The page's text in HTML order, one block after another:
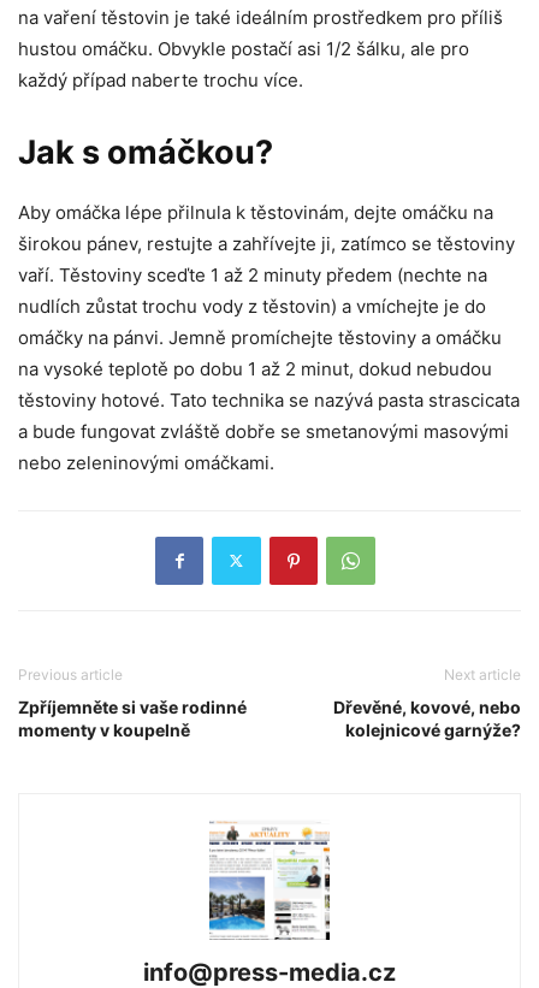
na vaření těstovin je také ideálním prostředkem pro příliš
hustou omáčku. Obvykle postačí asi 1/2 šálku, ale pro
každý případ naberte trochu více.
Jak s omáčkou?
Aby omáčka lépe přilnula k těstovinám, dejte omáčku na
širokou pánev, restujte a zahřívejte ji, zatímco se těstoviny
vaří. Těstoviny sceďte 1 až 2 minuty předem (nechte na
nudlích zůstat trochu vody z těstovin) a vmíchejte je do
omáčky na pánvi. Jemně promíchejte těstoviny a omáčku
na vysoké teplotě po dobu 1 až 2 minut, dokud nebudou
těstoviny hotové. Tato technika se nazývá pasta strascicata
a bude fungovat zvláště dobře se smetanovými masovými
nebo zeleninovými omáčkami.
Previous article
Zpříjemněte si vaše rodinné
momenty v koupelně
Next article
Dřevěné, kovové, nebo
kolejnicové garnýže?
info@press-media.cz